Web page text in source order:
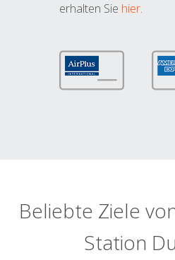
erhalten Sie hier.
Beliebte Ziele
Station